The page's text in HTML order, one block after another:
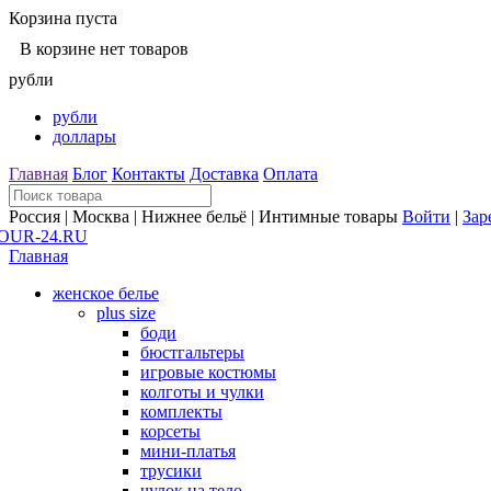
Корзина пуста
В корзине нет товаров
рубли
рубли
доллары
Главная Блог Контакты Доставка Оплата
Россия | Москва | Нижнее бельё | Интимные товары Войти |
Главная
женское белье
plus size
боди
бюстгальтеры
игровые костюмы
колготы и чулки
комплекты
корсеты
мини-платья
трусики